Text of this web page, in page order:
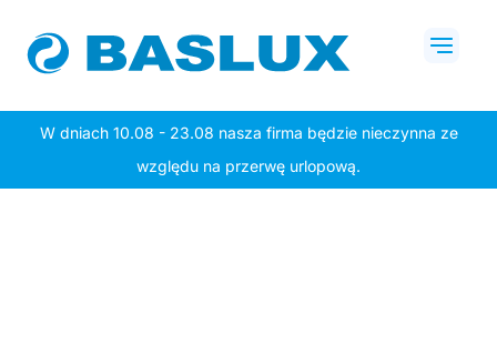
treści
W dniach 10.08 - 23.08 nasza firma będzie nieczynna ze
względu na przerwę urlopową.
navigation